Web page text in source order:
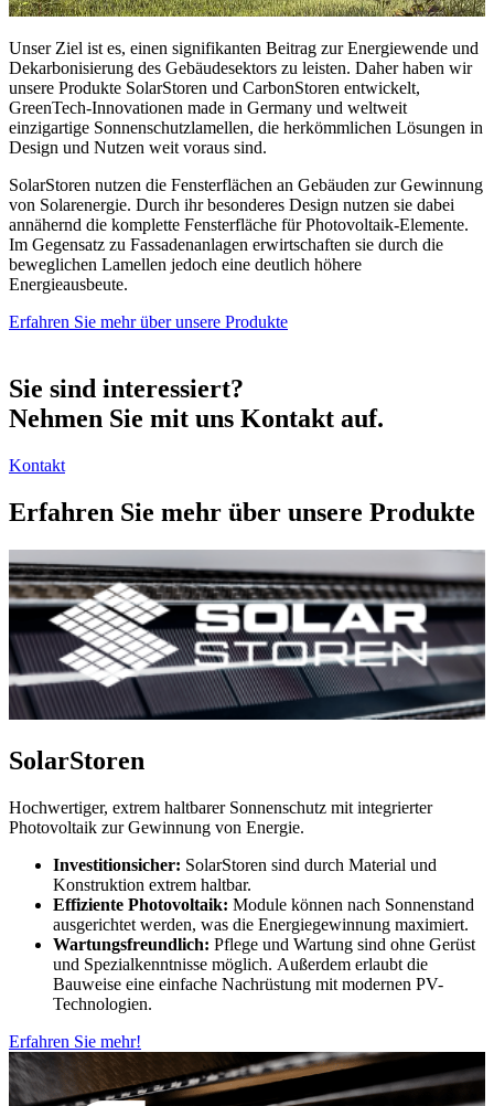
Unser Ziel ist es, einen signifikanten Beitrag zur Energiewende und
Dekarbonisierung des Gebäudesektors zu leisten. Daher haben wir
unsere Produkte SolarStoren und CarbonStoren entwickelt,
GreenTech-Innovationen made in Germany und weltweit
einzigartige Sonnenschutzlamellen, die herkömmlichen Lösungen in
Design und Nutzen weit voraus sind.
SolarStoren nutzen die Fensterflächen an Gebäuden zur Gewinnung
von Solarenergie. Durch ihr besonderes Design nutzen sie dabei
annähernd die komplette Fensterfläche für Photovoltaik-Elemente.
Im Gegensatz zu Fassadenanlagen erwirtschaften sie durch die
beweglichen Lamellen jedoch eine deutlich höhere
Energieausbeute.
Erfahren Sie mehr über unsere Produkte
Sie sind interessiert?
Nehmen Sie mit uns Kontakt auf.
Kontakt
Erfahren Sie mehr über unsere Produkte
SolarStoren
Hochwertiger, extrem haltbarer Sonnenschutz mit integrierter
Photovoltaik zur Gewinnung von Energie.
Investitionsicher: SolarStoren sind durch Material und
Konstruktion extrem haltbar.
Effiziente Photovoltaik: Module können nach Sonnenstand
ausgerichtet werden, was die Energiegewinnung maximiert.
Wartungsfreundlich: Pflege und Wartung sind ohne Gerüst
und Spezialkenntnisse möglich. Außerdem erlaubt die
Bauweise eine einfache Nachrüstung mit modernen PV-
Technologien.
Erfahren Sie mehr!